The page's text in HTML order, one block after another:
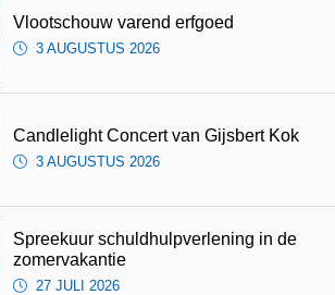
Vlootschouw varend erfgoed
3 AUGUSTUS 2026
Candlelight Concert van Gijsbert Kok
3 AUGUSTUS 2026
Spreekuur schuldhulpverlening in de
zomervakantie
27 JULI 2026